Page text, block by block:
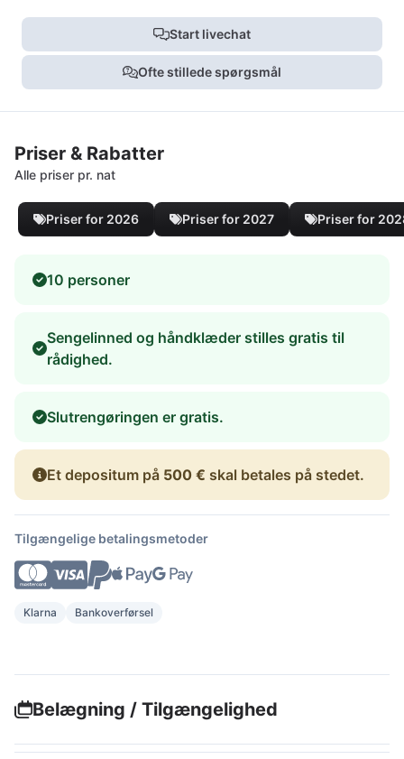
Start livechat
Ofte stillede spørgsmål
Priser & Rabatter
Alle priser pr. nat
Priser for 2026 Priser for 2027 Priser for
10 personer
Sengelinned og håndklæder stilles gratis til
rådighed.
Slutrengøringen er gratis.
Et depositum på 500 € skal betales på stedet.
Tilgængelige betalingsmetoder
Klarna Bankoverførsel
Belægning / Tilgængelighed